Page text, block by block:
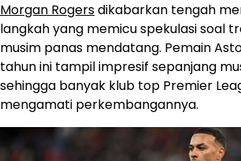
Morgan Rogersdikabarkan tengah
langkah yang memicu spekulasi soal
musim panas mendatang. Pemain
tahun ini tampil impresif sepanjang
sehingga banyak klub top Premier
mengamati perkembangannya.